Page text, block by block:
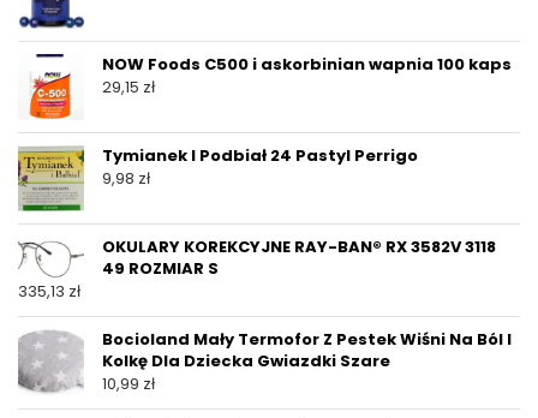
NOW Foods C500 i askorbinian wapnia 100 kaps
29,15 zł
Tymianek I Podbiał 24 Pastyl Perrigo
9,98 zł
OKULARY KOREKCYJNE RAY-BAN® RX 3582V 3118
49 ROZMIAR S
335,13 zł
Bocioland Mały Termofor Z Pestek Wiśni Na Ból I
Kolkę Dla Dziecka Gwiazdki Szare
10,99 zł